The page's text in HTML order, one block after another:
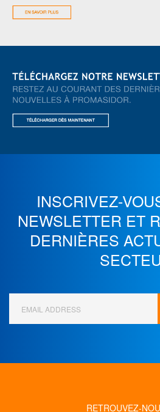
INSCRIVEZ-
NEWSLETTER ET
DERNIÈRES
RETROUVEZ-